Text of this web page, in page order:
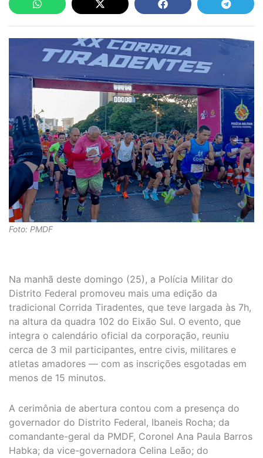
Foto: PMDF
Na manhã deste domingo (25), a Polícia Militar do
Distrito Federal promoveu mais uma edição da
tradicional Corrida Tiradentes, que teve largada às 7h,
na altura da quadra 102 do Eixão Sul. O evento, que
integra o calendário oficial da corporação, reuniu
cerca de 3 mil participantes, entre civis, militares e
atletas amadores — com as inscrições esgotadas em
menos de 15 minutos.
A cerimônia de abertura contou com a presença do
governador do Distrito Federal, Ibaneis Rocha; da
comandante-geral da PMDF, Coronel Ana Paula Barros
Habka; da vice-governadora Celina Leão; do